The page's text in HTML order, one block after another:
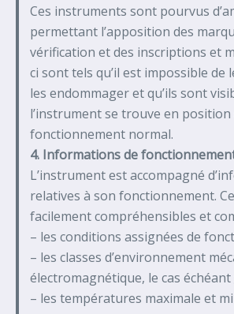
Ces instruments sont pourvus
permettant l’apposition des
vérification et des inscriptions et
ci sont tels qu’il est impossible de
les endommager et qu’ils sont
l’instrument se trouve en position
fonctionnement normal.
4. Informations de
L’instrument est accompagné
relatives à son fonctionnement.
facilement compréhensibles et
– les conditions assignées de
– les classes d’environnement
électromagnétique, le cas échéant
– les températures maximale et